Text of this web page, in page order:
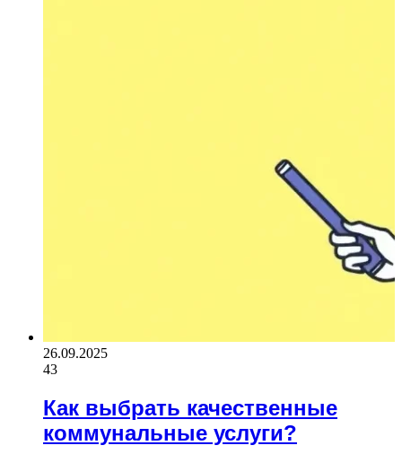
26.09.2025
43
Как выбрать качественные
коммунальные услуги?